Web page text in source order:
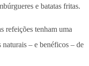
e batatas fritas.
refeições tenham uma
– e benéficos – de